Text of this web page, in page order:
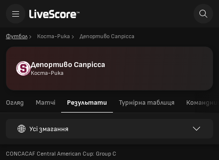
Футбол Коста-Рика Депортиво Сапрісса
Депортиво Сапрісса
Коста-Рика
Огляд Матчі Результати Турнірна таблиця
Усі змагання
CONCACAF Central American Cup: Group C